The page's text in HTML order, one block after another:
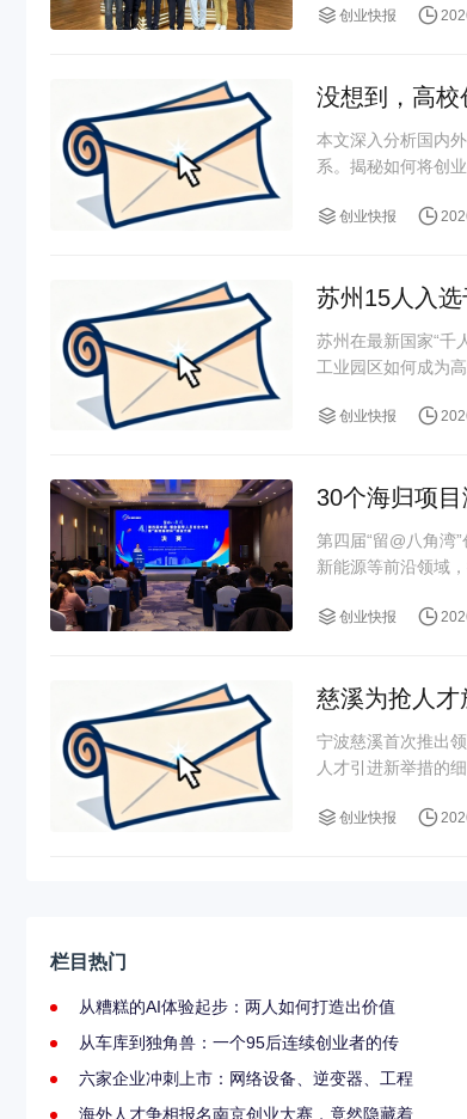
创业快报
没想到，高
本文深入分析国内
系。揭秘如何将创
创业快报
苏州15人入
苏州在最新国家“千
工业园区如何成为
创业快报
30个海归项
第四届“留@八角湾
新能源等前沿领域
创业快报
慈溪为抢人
宁波慈溪首次推出
人才引进新举措的
创业快报
栏目热门
从糟糕的AI体验起步：两人如何打造出价值
从车库到独角兽：一个95后连续创业者的传
六家企业冲刺上市：网络设备、逆变器、工程
海外人才争相报名南京创业大赛，竟然隐藏着